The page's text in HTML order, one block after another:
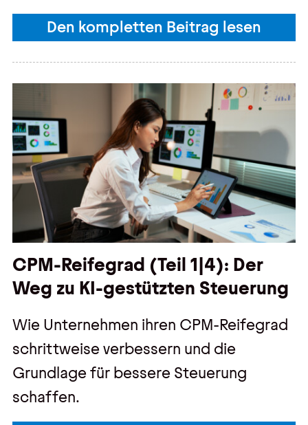
Den kompletten Beitrag lesen
CPM-Reifegrad (Teil 1|4): Der
Weg zu KI-gestützten Steuerung
Wie Unternehmen ihren CPM-Reifegrad
schrittweise verbessern und die
Grundlage für bessere Steuerung
schaffen.